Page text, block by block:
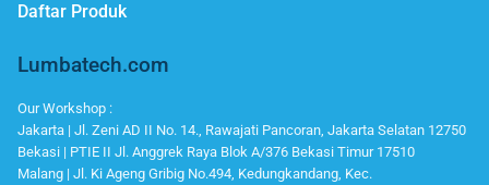
Daftar Produk
Lumbatech.com
Our Workshop :
Jakarta | Jl. Zeni AD II No. 14., Rawajati Pancoran, Jakarta Selatan 12750
Bekasi | PTIE II Jl. Anggrek Raya Blok A/376 Bekasi Timur 17510
Malang | Jl. Ki Ageng Gribig No.494, Kedungkandang, Kec.